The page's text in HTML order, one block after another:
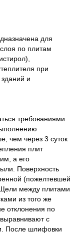
для
по плитам
при
и
требованиями
чем через 3 суток
плит
а его
Поверхность
(пожелтевшей
между плитами
из того же
отклонения по
с
После шлифовки